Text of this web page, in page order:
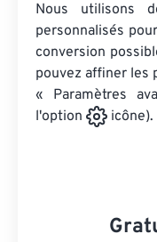
Nous utilisons
personnalisés
conversion
pouvez affiner les
« Paramètres
l'option
icône).